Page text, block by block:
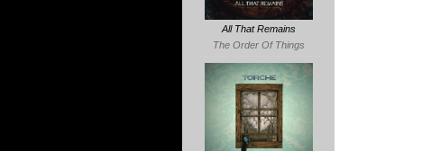
All That Remains
The Order Of Things